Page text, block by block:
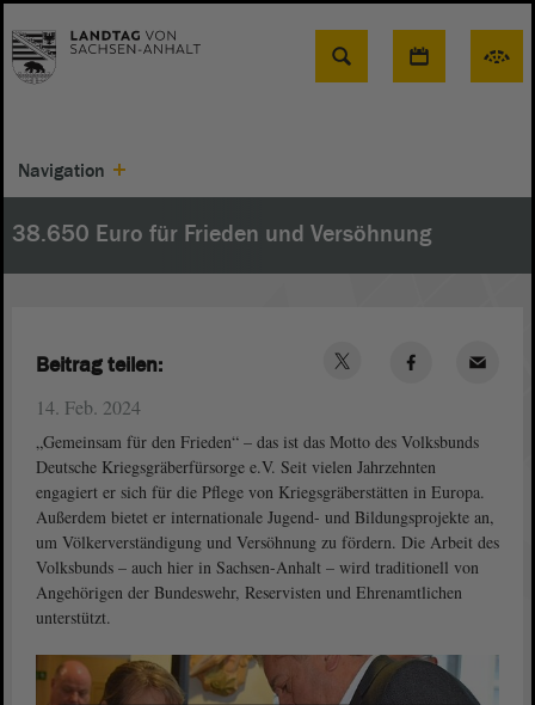
Suche
Navigation
38.650 Euro für Frieden und Versöhnung
14. Feb. 2024
„Gemeinsam für den Frieden“ – das ist das Motto des Volksbunds
Deutsche Kriegsgräberfürsorge e.V. Seit vielen Jahrzehnten
engagiert er sich für die Pflege von Kriegsgräberstätten in Europa.
Außerdem bietet er internationale Jugend- und Bildungsprojekte an,
um Völkerverständigung und Versöhnung zu fördern. Die Arbeit des
Volksbunds – auch hier in Sachsen-Anhalt – wird traditionell von
Angehörigen der Bundeswehr, Reservisten und Ehrenamtlichen
unterstützt.
Beitrag teilen: